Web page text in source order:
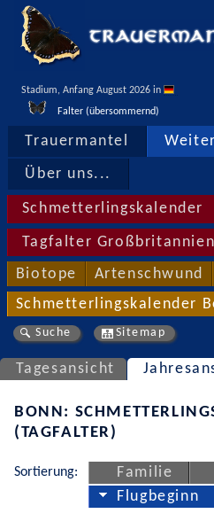
Stadium, Anfang August 2026 in
Falter (übersommernd)
Trauermantel
Über uns...
Schmetterlingskalender
Tagfalter
Biotope Artenschwund
Schmetterlingskalender
Suche Sitemap
Tagesansicht
BONN:
(TAGFALTER)
Sortierung: Familie
Flugbeginn